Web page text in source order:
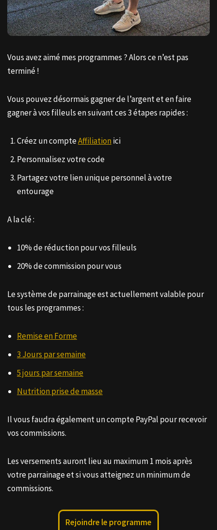
Vous avez aimé mes programmes ? Alors ce n’est pas
terminé !
Vous pouvez désormais gagner de l’argent et en faire
gagner à vos filleuls en suivant ces 3 étapes rapides :
Créez un compteAffiliationici
Personnalisez votre code
Partagez votre lien unique personnel à votre
entourage
A la clé :
10% de réduction pour vos filleuls
20% de commission pour vous
Le système de parrainage est actuellement valable pour
tous les programmes :
Remise en Forme
3 Jours par semaine
5 jours par semaine
Nutrition prise de masse
Il vous faudra également un compte PayPal pour recevoir
vos commissions.
Les versements auront lieu au maximum 1 mois après
votre parrainage et si vous atteignez un minimum de
commissions.
Rejoindre le programme